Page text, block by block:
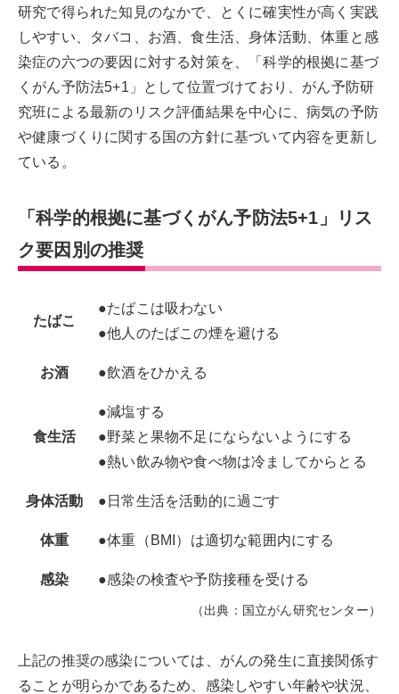
研究で得られた知見のなかで、とくに確実性が高く実践
しやすい、タバコ、お酒、食生活、身体活動、体重と感
染症の六つの要因に対する対策を、「科学的根拠に基づ
くがん予防法5+1」として位置づけており、がん予防研
究班による最新のリスク評価結果を中心に、病気の予防
や健康づくりに関する国の方針に基づいて内容を更新し
ている。
「科学的根拠に基づくがん予防法5+1」リス
ク要因別の推奨
たばこ
●たばこは吸わない
●他人のたばこの煙を避ける
お酒 ●飲酒をひかえる
食生活
●減塩する
●野菜と果物不足にならないようにする
●熱い飲み物や食べ物は冷ましてからとる
身体活動 ●日常生活を活動的に過ごす
体重 ●体重（BMI）は適切な範囲内にする
感染 ●感染の検査や予防接種を受ける
（出典：国立がん研究センター）
上記の推奨の感染については、がんの発生に直接関係す
ることが明らかであるため、感染しやすい年齢や状況、